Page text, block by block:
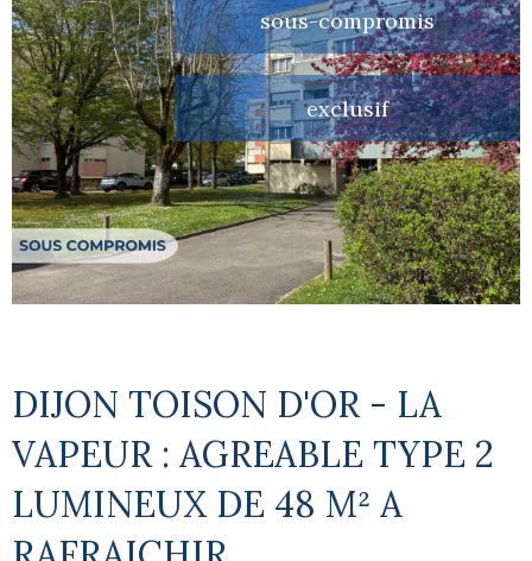
sous-compromis
exclusif
DIJON TOISON D'OR - LA
VAPEUR : AGREABLE TYPE 2
LUMINEUX DE 48 M² A